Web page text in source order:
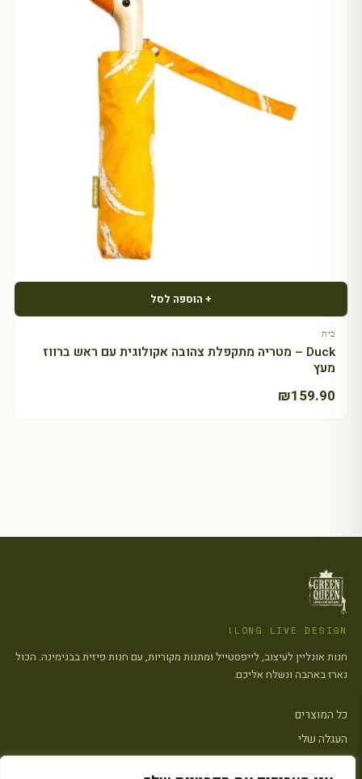
+ הוספה לסל
בית
Duck – מטריה מתקפלת צהובה אקולוגית עם ראש ברווז
מעץ
₪159.90
LONG LIVE DESIGN!
חנות אונליין לעיצוב, לייפסטייל ומתנות מקוריות, עם חנות פיזית בבנימינה. הכול
נארז באהבה ונשלח אליכם.
כל המוצרים
העגלה שלי